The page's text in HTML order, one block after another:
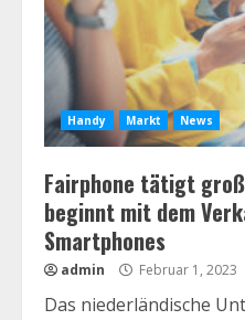
Handy Markt News
Fairphone tätigt
beginnt mit dem
Smartphones
admin Februar 1, 2023
Das niederländische